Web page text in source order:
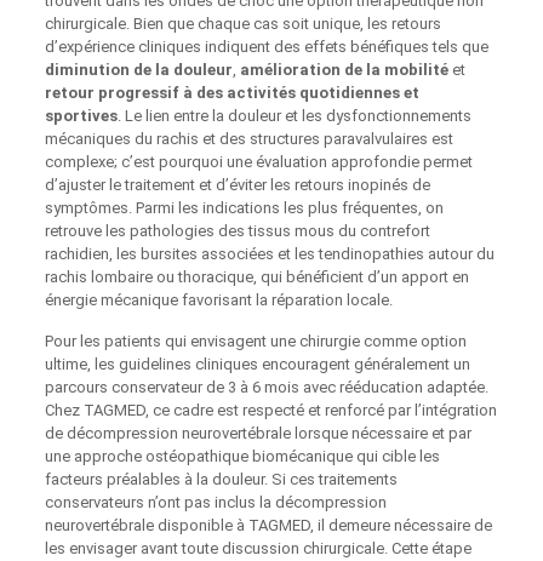
chirurgicale. Bien que chaque cas soit unique, les retours
d’expérience cliniques indiquent des effets bénéfiques tels que
diminution de la douleur, amélioration de la mobilitéet
retour progressif à des activités quotidiennes et
sportives. Le lien entre la douleur et les dysfonctionnements
mécaniques du rachis et des structures paravalvulaires est
complexe; c’est pourquoi une évaluation approfondie permet
d’ajuster le traitement et d’éviter les retours inopinés de
symptômes. Parmi les indications les plus fréquentes, on
retrouve les pathologies des tissus mous du contrefort
rachidien, les bursites associées et les tendinopathies autour du
rachis lombaire ou thoracique, qui bénéficient d’un apport en
énergie mécanique favorisant la réparation locale.
Pour les patients qui envisagent une chirurgie comme option
ultime, les guidelines cliniques encouragent généralement un
parcours conservateur de 3 à 6 mois avec rééducation adaptée.
Chez TAGMED, ce cadre est respecté et renforcé par l’intégration
de décompression neurovertébrale lorsque nécessaire et par
une approche ostéopathique biomécanique qui cible les
facteurs préalables à la douleur. Si ces traitements
conservateurs n’ont pas inclus la décompression
neurovertébrale disponible à TAGMED, il demeure nécessaire de
les envisager avant toute discussion chirurgicale. Cette étape